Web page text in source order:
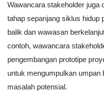
Wawancara stakeholder juga
tahap sepanjang siklus hidup
balik dan wawasan
contoh, wawancara
pengembangan prototipe
untuk mengumpulkan umpan
masalah potensial.